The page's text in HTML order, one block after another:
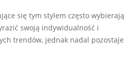
się tym stylem często wybierają
swoją indywidualność i
trendów, jednak nadal pozostaje